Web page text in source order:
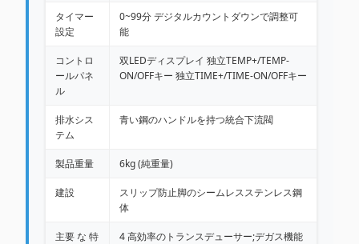
タイマー
設定
0~99分 デジタルカウントダウンで調整可
能
コントロ
ールパネ
ル
双LEDディスプレイ 独立TEMP+/TEMP-
ON/OFFキー 独立TIME+/TIME-ON/OFFキー
排水シス
テム
青い鋼のハンドルを持つ統合下流閥
製品重量 6kg (純重量)
建設
スリップ防止脚のシームレスステンレス鋼
体
主要 な 特
4 高効率のトランスデューサー;デガス機能